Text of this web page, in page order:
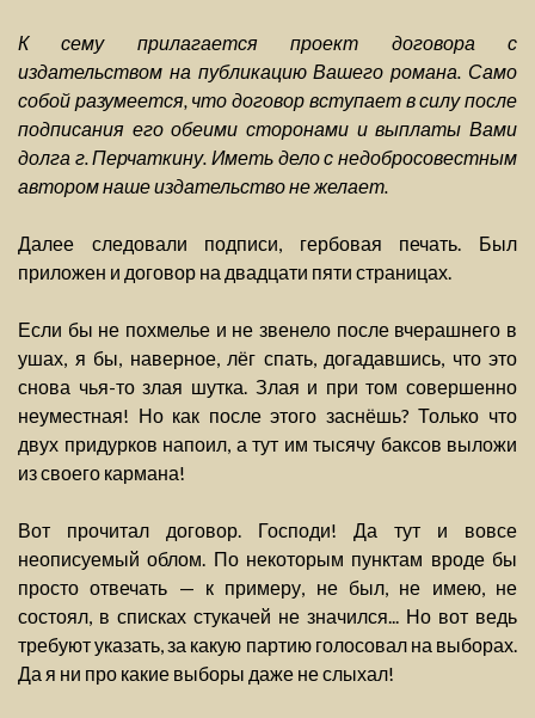
К сему прилагается проект договора с
издательством на публикацию Вашего романа. Само
собой разумеется, что договор вступает в силу после
подписания его обеими сторонами и выплаты Вами
долга г. Перчаткину. Иметь дело с недобросовестным
автором наше издательство не желает.
Далее следовали подписи, гербовая печать. Был
приложен и договор на двадцати пяти страницах.
Если бы не похмелье и не звенело после вчерашнего в
ушах, я бы, наверное, лёг спать, догадавшись, что это
снова чья-то злая шутка. Злая и при том совершенно
неуместная! Но как после этого заснёшь? Только что
двух придурков напоил, а тут им тысячу баксов выложи
из своего кармана!
Вот прочитал договор. Господи! Да тут и вовсе
неописуемый облом. По некоторым пунктам вроде бы
просто отвечать — к примеру, не был, не имею, не
состоял, в списках стукачей не значился... Но вот ведь
требуют указать, за какую партию голосовал на выборах.
Да я ни про какие выборы даже не слыхал!